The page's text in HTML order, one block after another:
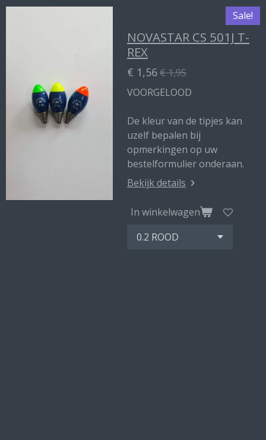
Sale!
NOVASTAR CS 501J T-
REX
€ 1,56€ 1,95
VOORGELOOD
De kleur van de tipjes kan
uzelf bepalen bij
opmerkingen op uw
bestelformulier onderaan.
Bekijk details
In winkelwagen